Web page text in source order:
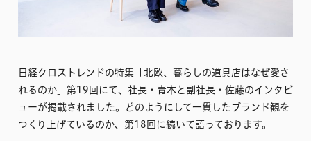
日経クロストレンドの特集「北欧、暮らしの道具店はなぜ愛さ
れるのか」第19回にて、社長・青木と副社長・佐藤のインタビ
ューが掲載されました。どのようにして一貫したブランド観を
つくり上げているのか、 第18回 に続いて語っております。